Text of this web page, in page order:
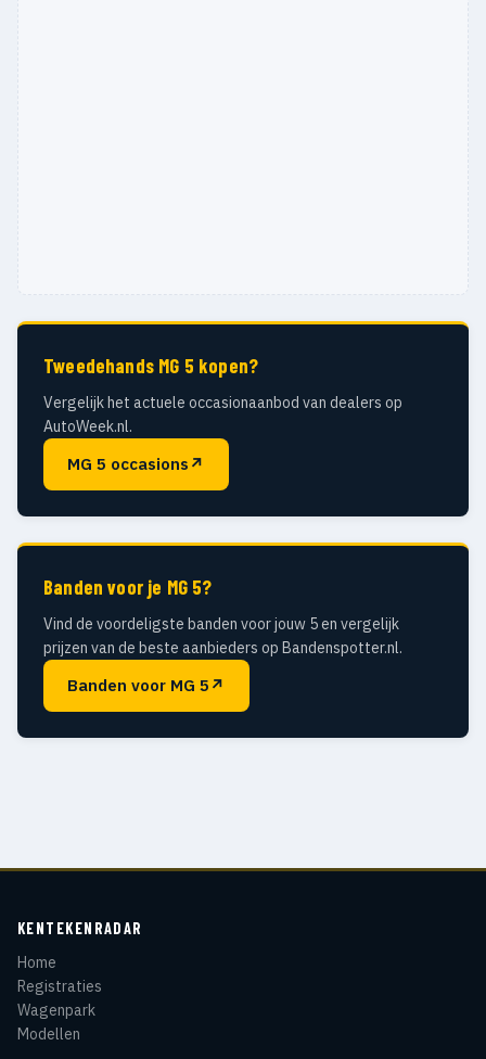
Tweedehands MG 5 kopen?
Vergelijk het actuele occasionaanbod van dealers op
AutoWeek.nl.
MG 5 occasions ↗
Banden voor je MG 5?
Vind de voordeligste banden voor jouw 5 en vergelijk
prijzen van de beste aanbieders op Bandenspotter.nl.
Banden voor MG 5 ↗
KENTEKENRADAR
Home
Registraties
Wagenpark
Modellen